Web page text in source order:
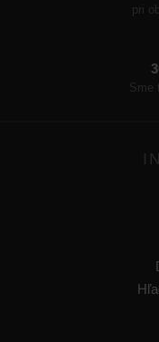
pri
Sme